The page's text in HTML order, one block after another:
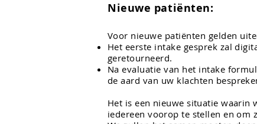
Nieuwe patiënten:
Voor nieuwe patiënten gelden
Het eerste intake gesprek zal
geretourneerd.
Na evaluatie van het intake
de aard van uw klachten
Het is een nieuwe situatie waarin
iedereen voorop te stellen en om